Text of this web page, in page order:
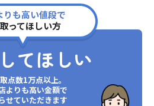
りも高い値段で
ってほしい方
してほしい
点数1万点以上。
よりも高い金額で
せていただきます